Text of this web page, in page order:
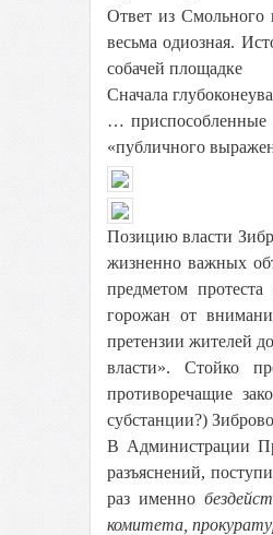
Ответ из
весьма одиозная.
собачей площадке
Сначала
… приспособленные
«публичного
Позицию власти
жизненно важных
предметом
горожан от
претензии жителей
власти». Стойко
противоречащие
субстанции?)
В Администрации
разъяснений,
раз именно
комитета,